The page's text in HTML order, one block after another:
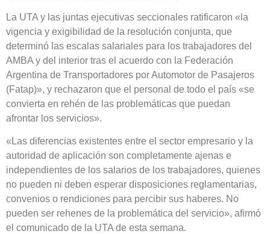
La UTA y las juntas ejecutivas seccionales ratificaron «la
vigencia y exigibilidad de la resolución conjunta, que
determinó las escalas salariales para los trabajadores del
AMBA y del interior tras el acuerdo con la Federación
Argentina de Transportadores por Automotor de Pasajeros
(Fatap)», y rechazaron que el personal de todo el país «se
convierta en rehén de las problemáticas que puedan
afrontar los servicios».
«Las diferencias existentes entre el sector empresario y la
autoridad de aplicación son completamente ajenas e
independientes de los salarios de los trabajadores, quienes
no pueden ni deben esperar disposiciones reglamentarias,
convenios o rendiciones para percibir sus haberes. No
pueden ser rehenes de la problemática del servicio», afirmó
el comunicado de la UTA de esta semana.